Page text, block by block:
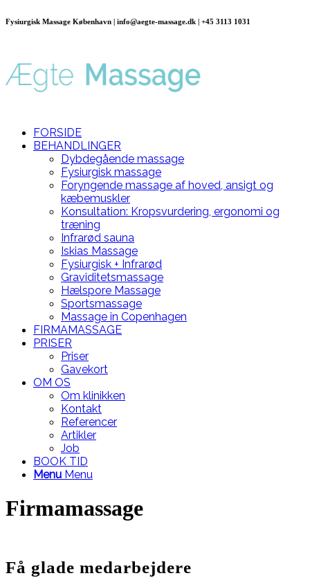
Fysiurgisk Massage København | info@aegte-massage.dk | +45 3113 1031
FORSIDE
BEHANDLINGER
Dybdegående massage
Fysiurgisk massage
Foryngende massage af hoved, ansigt og
kæbemuskler
Konsultation: Kropsvurdering, ergonomi og
træning
Infrarød sauna
Iskias Massage
Fysiurgisk + Infrarød
Graviditetsmassage
Hælspore Massage
Sportsmassage
Massage in Copenhagen
FIRMAMASSAGE
PRISER
Priser
Gavekort
OM OS
Om klinikken
Kontakt
Referencer
Artikler
Job
BOOK TID
Menu Menu
Firmamassage
Få glade medarbejdere